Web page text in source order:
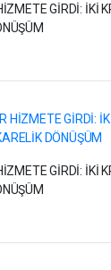
GİRDİ: İKİ
GİRDİ: İKİ